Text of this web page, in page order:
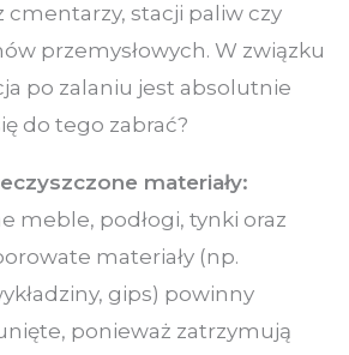
cmentarzy, stacji paliw czy
przemysłowych. W związku
po zalaniu jest absolutnie
do tego zabrać?
materiały:
meble, podłogi, tynki oraz
materiały (np.
gips) powinny
ponieważ zatrzymują